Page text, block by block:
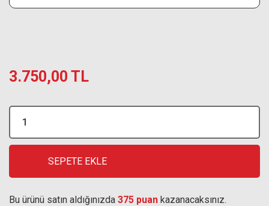
3.750,00 TL
SEPETE EKLE
Bu ürünü satın aldığınızda 375 puan kazanacaksınız.